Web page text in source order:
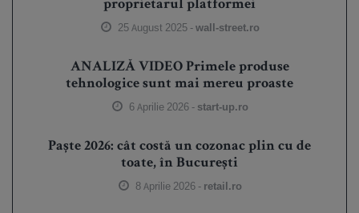
proprietarul platformei
25 August 2025 -wall-street.ro
ANALIZĂ VIDEO Primele produse
tehnologice sunt mai mereu proaste
6 Aprilie 2026 - start-up.ro
Paște 2026: cât costă un cozonac plin cu de
toate, în București
8 Aprilie 2026 - retail.ro